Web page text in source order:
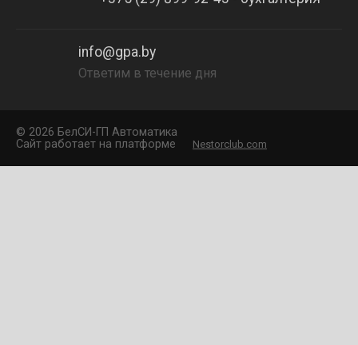
info@gpa.by
Ответим в течение дня
© 2026 БелCИ-ГП Автоматика
Сайт работает на платформе
Nestorclub.com